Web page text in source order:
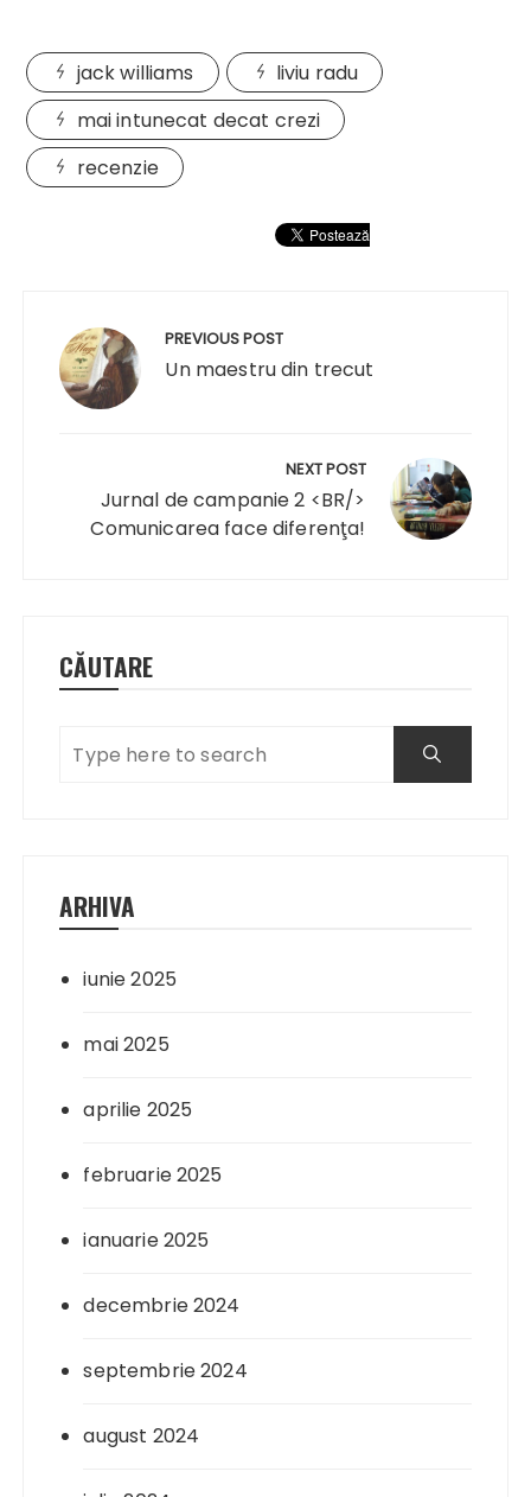
jack williams
liviu radu
mai intunecat decat crezi
recenzie
articole
PREVIOUS POST
Un maestru din trecut
NEXT POST
Jurnal de campanie 2 <BR/>
Comunicarea face diferenţa!
CĂUTARE
ARHIVA
iunie 2025
mai 2025
aprilie 2025
februarie 2025
ianuarie 2025
decembrie 2024
septembrie 2024
august 2024